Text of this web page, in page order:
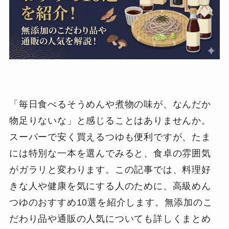
「毎日食べるそうめんや煮物の味が、なんだか
物足りないな」と感じることはありませんか。
スーパーで安く買えるつゆも便利ですが、たま
には特別な一本を選んでみると、食卓の雰囲気
がガラリと変わります。この記事では、料理好
きな人や健康を気にする人のために、高級めん
つゆのおすすめ10選を紹介します。無添加のこ
だわり品や通販の人気についても詳しくまとめ